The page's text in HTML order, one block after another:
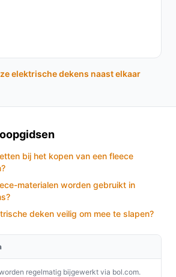
en vergelijk prijzen op
Kies bewust wat perfect
elektrische dekens naast elkaar
bij het kopen van een fleece
materialen worden gebruikt in
deken veilig om mee te slapen?
regelmatig bijgewerkt via bol.com.